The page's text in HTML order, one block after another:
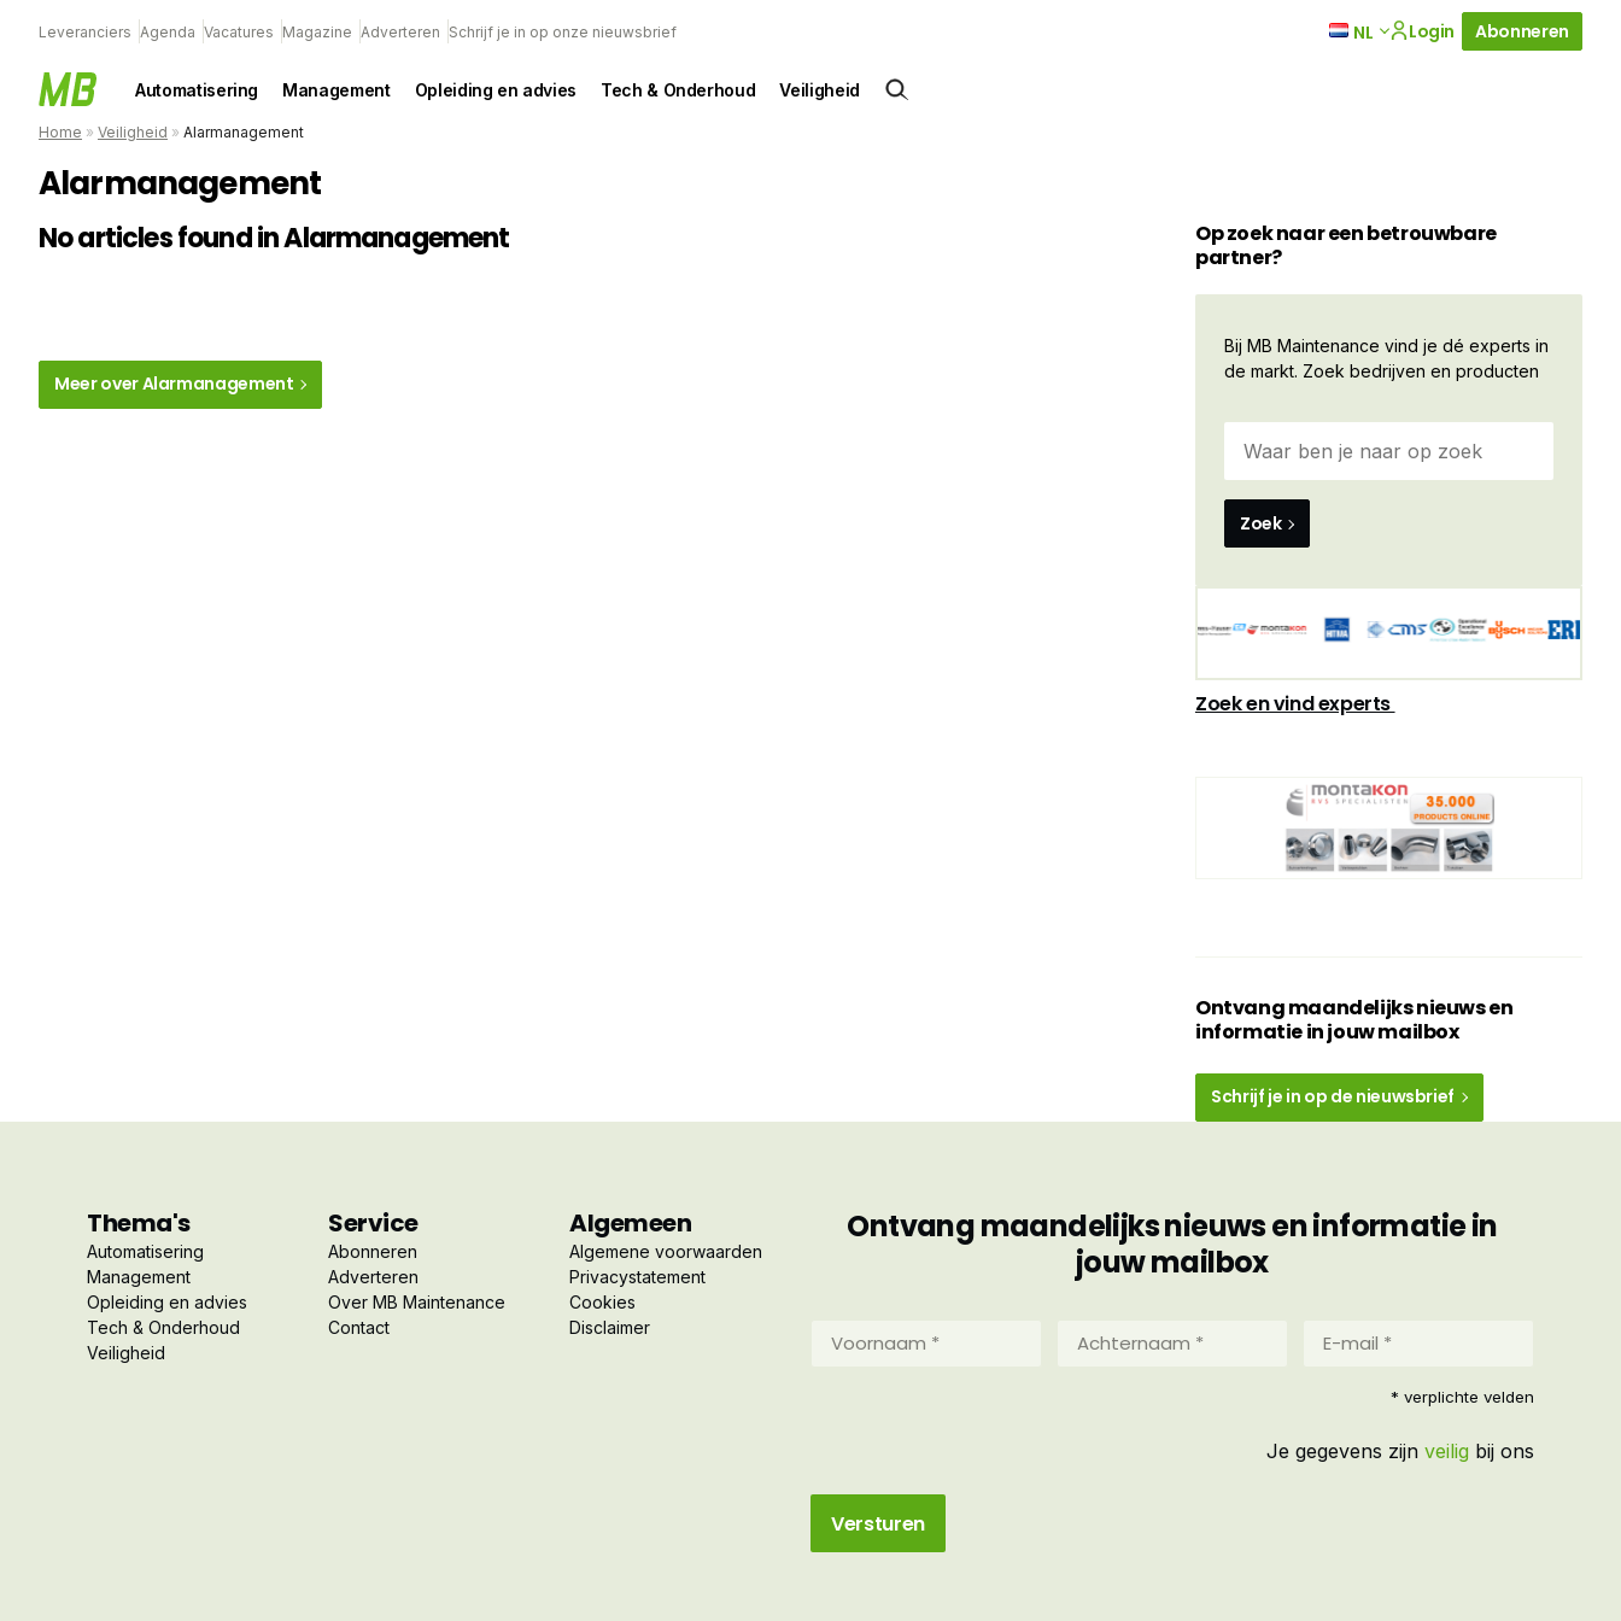
Leveranciers Agenda Vacatures Magazine Adverteren Schrijf je in op onze nieuwsbrief NL Login Abonneren
Automatisering Management Opleiding en advies Tech & Onderhoud Veiligheid
Home » Veiligheid » Alarmanagement
Alarmanagement
No articles found in Alarmanagement
Meer over Alarmanagement
Op zoek naar een betrouwbare
partner?
Bij MB Maintenance vind je dé experts in
de markt. Zoek bedrijven en producten
Zoek
Zoek en vind experts
Ontvang maandelijks nieuws en
informatie in jouw mailbox
Schrijf je in op de nieuwsbrief
Thema's
Automatisering
Management
Opleiding en advies
Tech & Onderhoud
Veiligheid
Service
Abonneren
Adverteren
Over MB Maintenance
Contact
Algemeen
Algemene voorwaarden
Privacystatement
Cookies
Disclaimer
Ontvang maandelijks nieuws en informatie in
jouw mailbox
mail
* verplichte velden
Je gegevens zijn veilig bij ons